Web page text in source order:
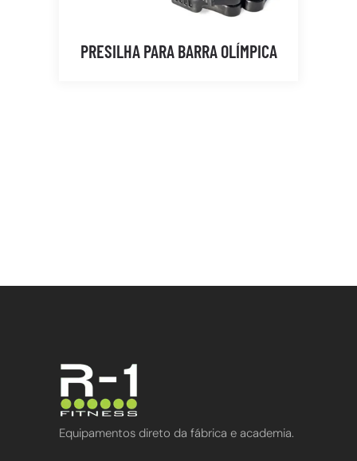
PRESILHA PARA BARRA OLÍMPICA
Equipamentos direto da fábrica e academia.